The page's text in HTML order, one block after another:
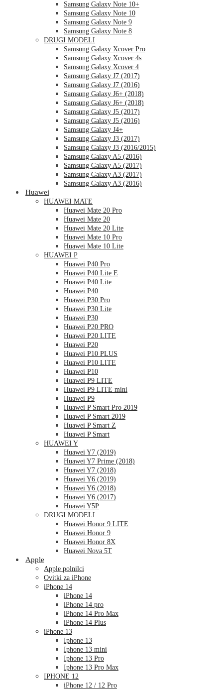
Samsung Galaxy Note 10+
Samsung Galaxy Note 10
Samsung Galaxy Note 9
Samsung Galaxy Note 8
DRUGI MODELI
Samsung Galaxy Xcover Pro
Samsung Galaxy Xcover 4s
Samsung Galaxy Xcover 4
Samsung Galaxy J7 (2017)
Samsung Galaxy J7 (2016)
Samsung Galaxy J6+ (2018)
Samsung Galaxy J6+ (2018)
Samsung Galaxy J5 (2017)
Samsung Galaxy J5 (2016)
Samsung Galaxy J4+
Samsung Galaxy J3 (2017)
Samsung Galaxy J3 (2016/2015)
Samsung Galaxy A5 (2016)
Samsung Galaxy A5 (2017)
Samsung Galaxy A3 (2017)
Samsung Galaxy A3 (2016)
Huawei
HUAWEI MATE
Huawei Mate 20 Pro
Huawei Mate 20
Huawei Mate 20 Lite
Huawei Mate 10 Pro
Huawei Mate 10 Lite
HUAWEI P
Huawei P40 Pro
Huawei P40 Lite E
Huawei P40 Lite
Huawei P40
Huawei P30 Pro
Huawei P30 Lite
Huawei P30
Huawei P20 PRO
Huawei P20 LITE
Huawei P20
Huawei P10 PLUS
Huawei P10 LITE
Huawei P10
Huawei P9 LITE
Huawei P9 LITE mini
Huawei P9
Huawei P Smart Pro 2019
Huawei P Smart 2019
Huawei P Smart Z
Huawei P Smart
HUAWEI Y
Huawei Y7 (2019)
Huawei Y7 Prime (2018)
Huawei Y7 (2018)
Huawei Y6 (2019)
Huawei Y6 (2018)
Huawei Y6 (2017)
Huawei Y5P
DRUGI MODELI
Huawei Honor 9 LITE
Huawei Honor 9
Huawei Honor 8X
Huawei Nova 5T
Apple
Apple polnilci
Ovitki za iPhone
iPhone 14
iPhone 14
iPhone 14 pro
iPhone 14 Pro Max
iPhone 14 Plus
iPhone 13
Iphone 13
Iphone 13 mini
Iphone 13 Pro
Iphone 13 Pro Max
IPHONE 12
iPhone 12 / 12 Pro